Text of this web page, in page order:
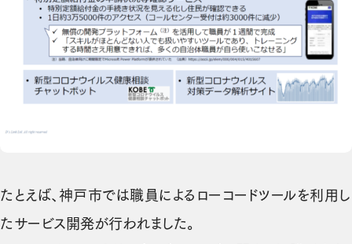
たとえば、神戸市では職員によるローコードツールを利用し
たサービス開発が行われました。